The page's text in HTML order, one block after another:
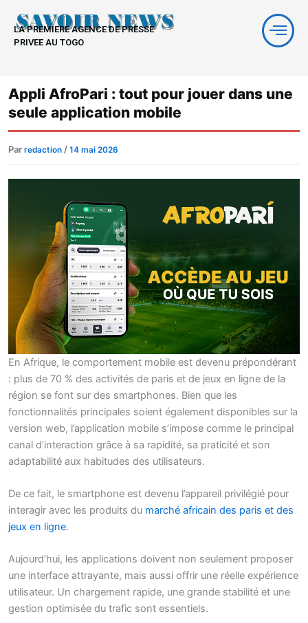
contenu
LA PREMIERE AGENCE DE PRESSE
PRIVEE AU TOGO
Appli AfroPari : tout pour jouer dans une
seule application mobile
Par redaction / 14 mai 2026
En Afrique, le comportement mobile est devenu prépondérant
: plus de 70 % des activités de paris et de jeux en ligne de la
région se font sur des smartphones. Bien que les
fonctionnalités principales soient également disponibles sur la
version web, l’application mobile s’impose comme le principal
canal d’interaction grâce à sa rapidité, sa praticité et son
adaptabilité aux habitudes des utilisateurs.
De ce fait, le smartphone est devenu l’appareil privilégié pour
interagir avec les produits du marché africain des paris et des
jeux en ligne.
Aujourd’hui, les applications doivent non seulement proposer
une interface attrayante, mais aussi offrir une réelle expérience
utilisateur. Un chargement rapide, une grande stabilité et une
gestion optimisée du trafic sont essentiels.